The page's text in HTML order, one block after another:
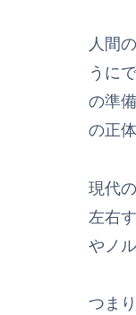
人間
うに
の準
の正
現代
左右
やノ
つまり